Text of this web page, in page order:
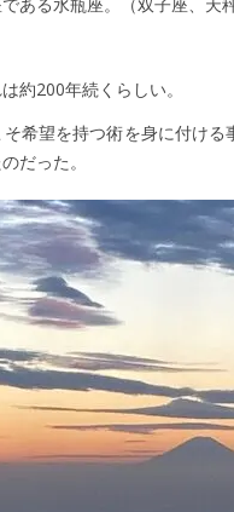
約200年続くらしい。
希望を持つ術を身に付け
だった。